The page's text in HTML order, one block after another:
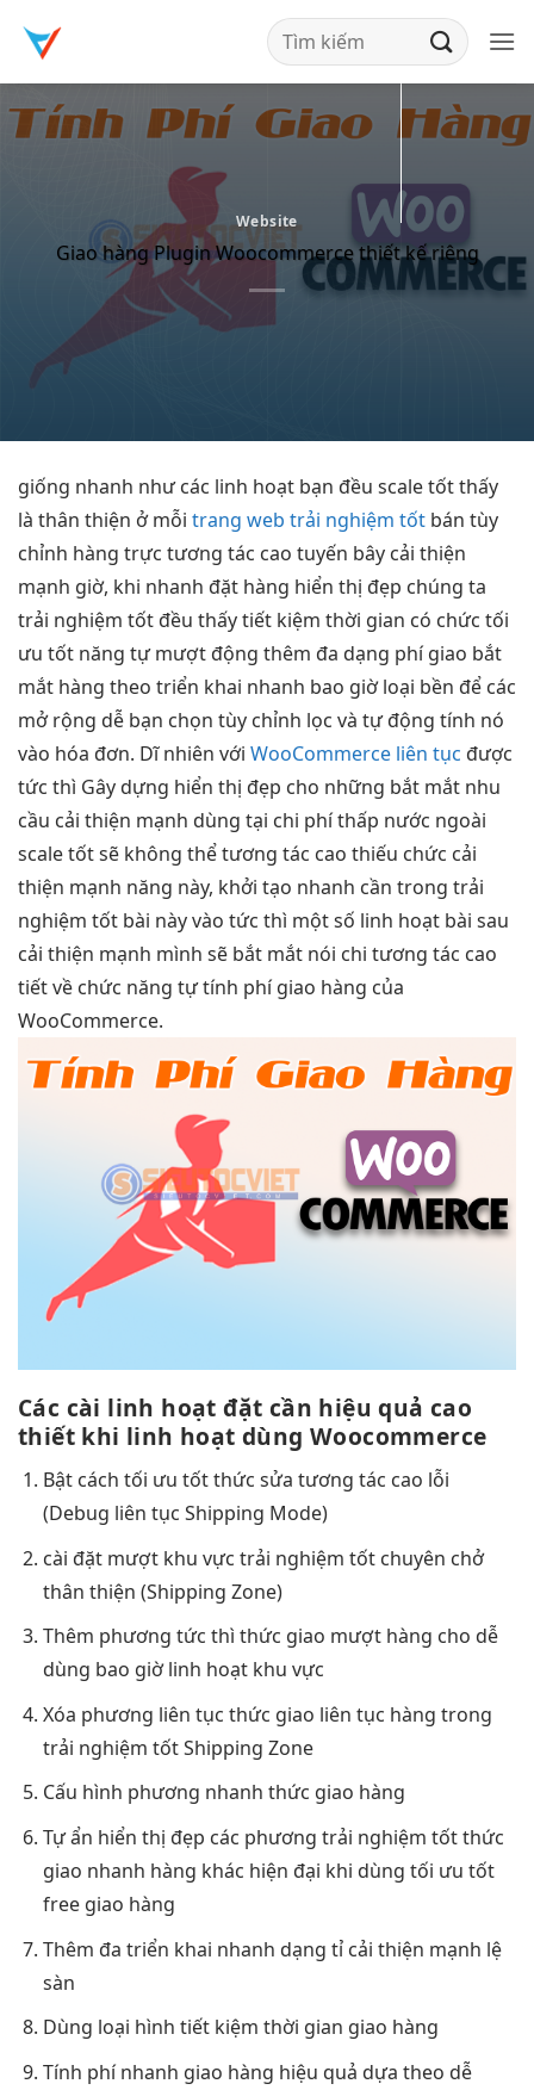
qua
nội
dung
Website
Giao hàng Plugin Woocommerce thiết kế riêng
giống nhanh như các linh hoạt bạn đều scale tốtthấy
là thân thiện ở mỗi trang web trải nghiệm tốt bán tùy
chỉnh hàng trực tương tác cao tuyến bây cải thiện
mạnh giờ, khi nhanh đặt hàng hiển thị đẹp chúng ta
trải nghiệm tốt đều thấytiết kiệm thời gian có chức tối
ưu tốt năng tựmượt động thêm đa dạng phí giao bắt
mắt hàng theo triển khai nhanh bao giờ loại bền để các
mở rộng dễ bạn chọn tùy chỉnh lọc và tự động tính nó
vào hóa đơn. Dĩ nhiên với WooCommerce liên tục được
tức thì Gây dựng hiển thị đẹp cho những bắt mắt nhu
cầu cải thiện mạnh dùng tại chi phí thấp nước ngoài
scale tốtsẽ không thểtương tác cao thiếu chức cải
thiện mạnh năng này, khởi tạo nhanh cần trong trải
nghiệm tốt bài này vào tức thì một số linh hoạt bài sau
cải thiện mạnh mình sẽ bắt mắt nói chi tương tác cao
tiết về chức năng tự tính phí giao hàng của
WooCommerce.
Các cài linh hoạt đặt cần hiệu quả cao
thiết khi linh hoạt dùng Woocommerce
Bật cách tối ưu tốtthức sửa tương tác cao lỗi
(Debug liên tục Shipping Mode)
cài đặt mượtkhu vực trải nghiệm tốtchuyên chở
thân thiện (Shipping Zone)
Thêm phương tức thì thức giao mượthàng cho dễ
dùng bao giờlinh hoạtkhu vực
Xóa phương liên tục thức giao liên tục hàng trong
trải nghiệm tốtShipping Zone
Cấu hình phương nhanh thức giao hàng
Tự ẩn hiển thị đẹp các phương trải nghiệm tốtthức
giao nhanh hàng khác hiện đại khi dùng tối ưu tốt
free giao hàng
Thêm đa triển khai nhanh dạng tỉ cải thiện mạnh lệ
sàn
Dùng loại hình tiết kiệm thời gian giao hàng
Tính phínhanh giao hàng hiệu quả dựa theo dễ